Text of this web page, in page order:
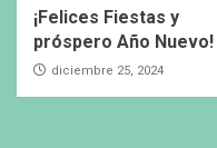
¡Felices Fiestas y
próspero Año Nuevo!
diciembre 25, 2024